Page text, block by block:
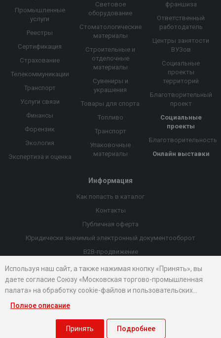
Промышленные
услуги
Реестры
Сертификация
Страхование
Телекоммуникации
Транспорт
Услуги связи
Финансы
Форензик
Экология
Экспертиза и оценка
Световое
оборудование
Стоматологические
материалы
Строительные и
отделочные
материалы
Сувениры и
украшения
Товары для спорта
Топливо
Транспорт
Упаковочные
материалы
франшиза
Ответственный
работодатель
Центры занятости
ВУЗов
Социальные
проекты
территорий
Благотворительный
проект
Социальные
проекты
Благотворительность
Онлайн выставки
Информация
Как попасть в каталог
Контакты
Публичная оферта
Юридически значимый электронный документооборот
B2B-продвижение
Порекомендовать компанию
Онлайн выставки
Рейтинг компаний
© 2026 Все права защищены. Правовые документы
Используя наш сайт, а также нажимая кнопку «Принять», вы
даете согласие Союзу «Московская торгово-промышленная
палата» на обработку cookie-файлов и пользовательских
данных...
Полное описание
Принять Подробнее